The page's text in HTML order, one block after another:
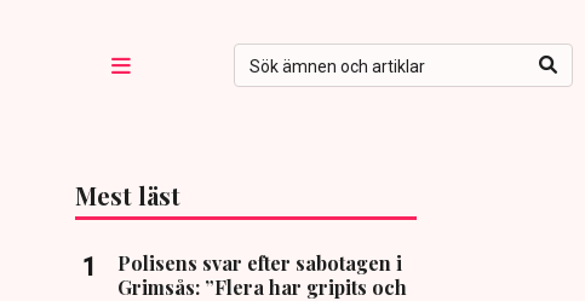
Mest läst
Polisens svar efter sabotagen i
Grimsås: ”Flera har gripits och